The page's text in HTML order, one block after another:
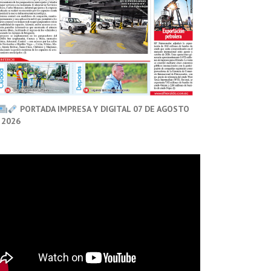
PORTADA IMPRESA Y DIGITAL 07 DE AGOSTO
2026